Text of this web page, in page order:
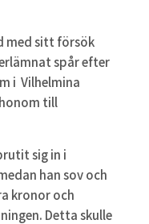
med sitt försök
spår efter
i Vilhelmina
till
sig in i
han sov och
kronor och
Detta skulle